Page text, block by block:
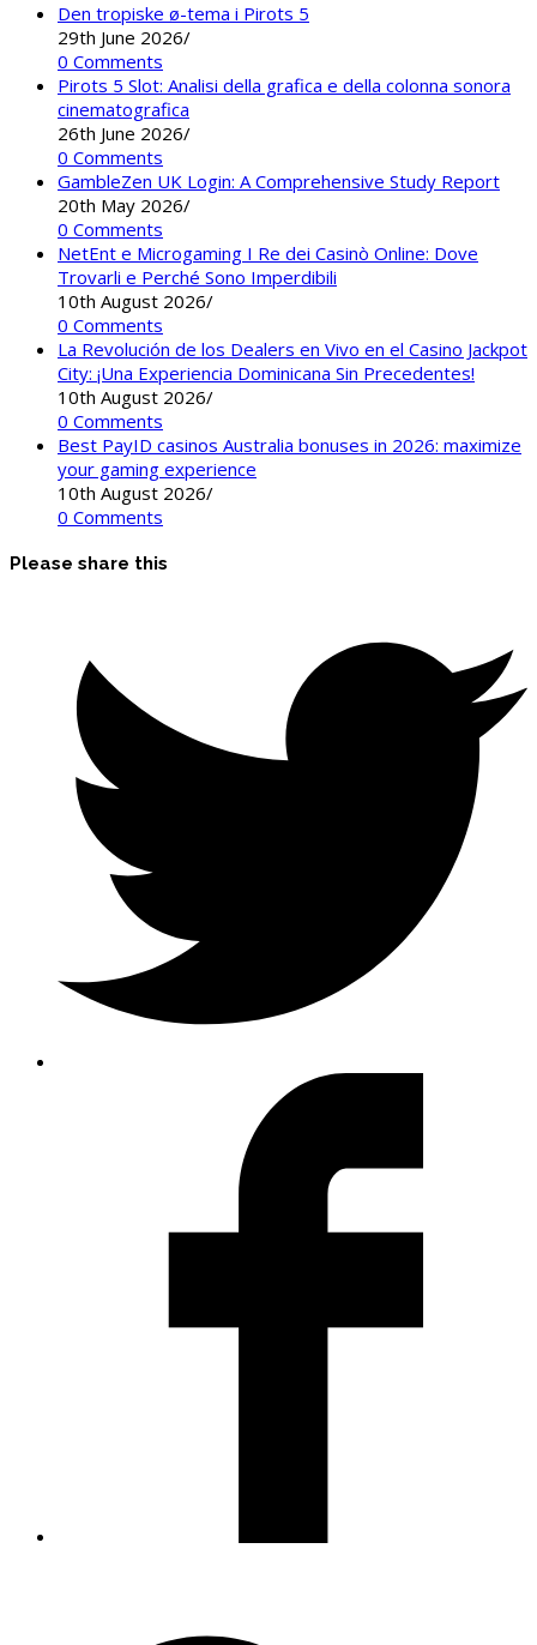
Den tropiske ø-tema i Pirots 5
29th June 2026/
0 Comments
Pirots 5 Slot: Analisi della grafica e della colonna sonora
cinematografica
26th June 2026/
0 Comments
GambleZen UK Login: A Comprehensive Study Report
20th May 2026/
0 Comments
NetEnt e Microgaming I Re dei Casinò Online: Dove
Trovarli e Perché Sono Imperdibili
10th August 2026/
0 Comments
La Revolución de los Dealers en Vivo en el Casino Jackpot
City: ¡Una Experiencia Dominicana Sin Precedentes!
10th August 2026/
0 Comments
Best PayID casinos Australia bonuses in 2026: maximize
your gaming experience
10th August 2026/
0 Comments
Please share this